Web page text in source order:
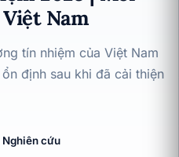
Nam
tín nhiệm của Việt Nam
định sau khi đã cải thiện
Nghiên cứu